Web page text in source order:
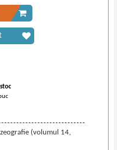
(volumul 14,